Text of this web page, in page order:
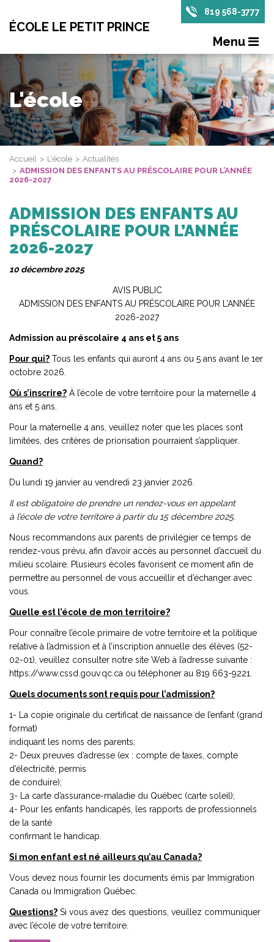
ÉCOLE LE PETIT PRINCE
819 568-3777
Menu
L'école
Accueil L'école
Actualités
ADMISSION DES ENFANTS AU PRÉSCOLAIRE POUR L’ANNÉE
2026-2027
ADMISSION DES ENFANTS AU
PRÉSCOLAIRE POUR L’ANNÉE
2026-2027
10 décembre 2025
AVIS PUBLIC
ADMISSION DES ENFANTS AU PRÉSCOLAIRE POUR L’ANNÉE
2026-2027
Admission au préscolaire 4 ans et 5 ans
Pour qui? Tous les enfants qui auront 4 ans ou 5 ans avant le 1er
octobre 2026.
Où s’inscrire? À l’école de votre territoire pour la maternelle 4
ans et 5 ans.
Pour la maternelle 4 ans, veuillez noter que les places sont
limitées, des critères de priorisation pourraient s’appliquer.
Quand?
Du lundi 19 janvier au vendredi 23 janvier 2026.
Il est obligatoire de prendre un rendez-vous en appelant
à l’école de votre territoire à partir du 15 décembre 2025.
Nous recommandons aux parents de privilégier ce temps de
rendez-vous prévu, afin d’avoir accès au personnel d’accueil du
milieu scolaire. Plusieurs écoles favorisent ce moment afin de
permettre au personnel de vous accueillir et d’échanger avec
vous.
Quelle est l’école de mon territoire?
Pour connaître l’école primaire de votre territoire et la politique
relative à l’admission et à l’inscription annuelle des élèves (52-
02-01), veuillez consulter notre site Web à l’adresse suivante :
https://www.cssd.gouv.qc.ca ou téléphoner au 819 663-9221.
Quels documents sont requis pour l’admission?
1- La copie originale du certificat de naissance de l’enfant (grand
format)
indiquant les noms des parents;
2- Deux preuves d’adresse (ex : compte de taxes, compte
d’électricité, permis
de conduire);
3- La carte d’assurance-maladie du Québec (carte soleil);
4- Pour les enfants handicapés, les rapports de professionnels
de la santé
confirmant le handicap.
Si mon enfant est né ailleurs qu’au Canada?
Vous devez nous fournir les documents émis par Immigration
Canada ou Immigration Québec.
Questions? Si vous avez des questions, veuillez communiquer
avec l’école de votre territoire.